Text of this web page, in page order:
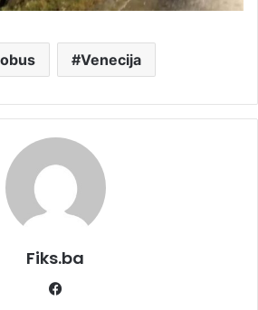
Venecija
Fiks.ba